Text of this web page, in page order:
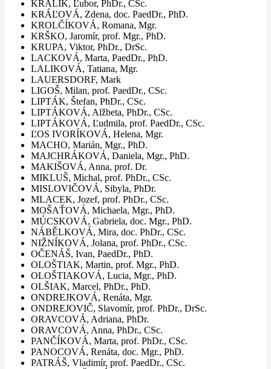
KRÁLIK, Ľubor, PhDr., CSc.
KRÁĽOVÁ, Zdena, doc. PaedDr., PhD.
KROLČÍKOVÁ, Romana, Mgr.
KRŠKO, Jaromír, prof. Mgr., PhD.
KRUPA, Viktor, PhDr., DrSc.
LACKOVÁ, Marta, PaedDr., PhD.
LALIKOVÁ, Tatiana, Mgr.
LAUERSDORF, Mark
LIGOŠ, Milan, prof. PaedDr., CSc.
LIPTÁK, Štefan, PhDr., CSc.
LIPTÁKOVÁ, Alžbeta, PhDr., CSc.
LIPTÁKOVÁ, Ľudmila, prof. PaedDr., CSc.
ĽOS IVORÍKOVÁ, Helena, Mgr.
MACHO, Marián, Mgr., PhD.
MAJCHRÁKOVÁ, Daniela, Mgr., PhD.
MAKIŠOVÁ, Anna, prof. Dr.
MIKLUŠ, Michal, prof. PhDr., CSc.
MISLOVIČOVÁ, Sibyla, PhDr.
MLACEK, Jozef, prof. PhDr., CSc.
MOŠAŤOVÁ, Michaela, Mgr., PhD.
MÚCSKOVÁ, Gabriela, doc. Mgr., PhD.
NÁBĚLKOVÁ, Mira, doc. PhDr., CSc.
NIŽNÍKOVÁ, Jolana, prof. PhDr., CSc.
OČENÁŠ, Ivan, PaedDr., PhD.
OLOŠTIAK, Martin, prof. Mgr., PhD.
OLOŠTIAKOVÁ, Lucia, Mgr., PhD.
OLŠIAK, Marcel, PhDr., PhD.
ONDREJKOVÁ, Renáta, Mgr.
ONDREJOVIČ, Slavomír, prof. PhDr., DrSc.
ORAVCOVÁ, Adriana, PhDr.
ORAVCOVÁ, Anna, PhDr., CSc.
PANČÍKOVÁ, Marta, prof. PhDr., CSc.
PANOCOVÁ, Renáta, doc. Mgr., PhD.
PATRÁŠ, Vladimír, prof. PaedDr., CSc.